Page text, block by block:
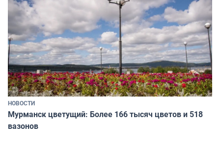
НОВОСТИ
Мурманск цветущий: Более 166 тысяч цветов и 518
вазонов